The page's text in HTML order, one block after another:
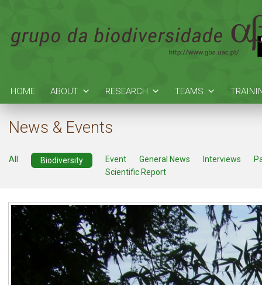
HOME ABOUT RESEARCH TEAMS
News & Events
All Biodiversity Event General News Interviews
Scientific Report